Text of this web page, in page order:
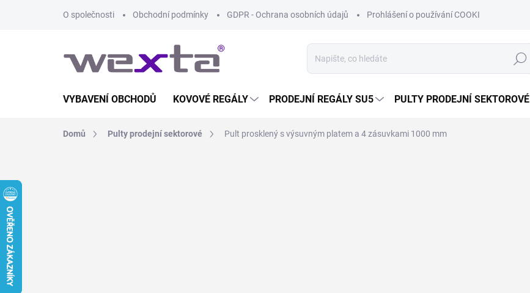
O společnosti Obchodní podmínky GDPR - Ochrana osobních údajů Prohlášení o používání COOKIES
Hledat
VYBAVENÍ OBCHODŮ KOVOVÉ REGÁLY PRODEJNÍ REGÁLY SU5 PULTY PRODEJNÍ SEKTOROVÉ
Domů Pulty prodejní sektorové Pult prosklený s výsuvným platem a 4 zásuvkami 1000 mm